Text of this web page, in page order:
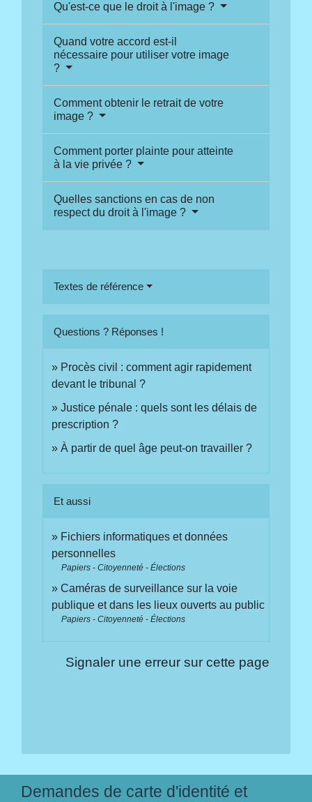
Qu'est-ce que le droit à l'image ?
Quand votre accord est-il
nécessaire pour utiliser votre image
?
Comment obtenir le retrait de votre
image ?
Comment porter plainte pour atteinte
à la vie privée ?
Quelles sanctions en cas de non
respect du droit à l'image ?
Textes de référence
Questions ? Réponses !
Procès civil : comment agir rapidement
devant le tribunal ?
Justice pénale : quels sont les délais de
prescription ?
À partir de quel âge peut-on travailler ?
Et aussi
Fichiers informatiques et données
personnelles
Papiers - Citoyenneté - Élections
Caméras de surveillance sur la voie
publique et dans les lieux ouverts au public
Papiers - Citoyenneté - Élections
Signaler une erreur sur cette page
Demandes de carte d'identité et